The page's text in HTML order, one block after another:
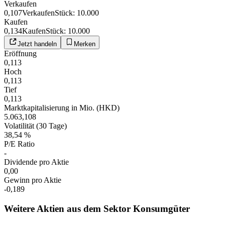
Verkaufen
0,107VerkaufenStück: 10.000
Kaufen
0,134KaufenStück: 10.000
Jetzt handeln Merken
Eröffnung
0,113
Hoch
0,113
Tief
0,113
Marktkapitalisierung in Mio. (HKD)
5.063,108
Volatilität (30 Tage)
38,54 %
P/E Ratio
-
Dividende pro Aktie
0,00
Gewinn pro Aktie
-0,189
Weitere Aktien aus dem Sektor Konsumgüter